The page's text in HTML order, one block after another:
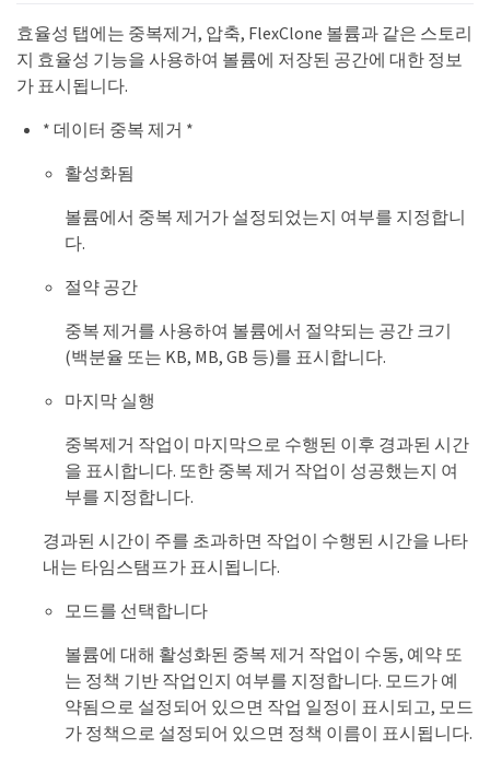
효율성 탭에는 중복제거, 압축, FlexClone 볼륨과 같은 스토리
지 효율성 기능을 사용하여 볼륨에 저장된 공간에 대한 정보
가 표시됩니다.
* 데이터 중복 제거 *
활성화됨
볼륨에서 중복 제거가 설정되었는지 여부를 지정합니
다.
절약 공간
중복 제거를 사용하여 볼륨에서 절약되는 공간 크기
(백분율 또는 KB, MB, GB 등)를 표시합니다.
마지막 실행
중복제거 작업이 마지막으로 수행된 이후 경과된 시간
을 표시합니다. 또한 중복 제거 작업이 성공했는지 여
부를 지정합니다.
경과된 시간이 주를 초과하면 작업이 수행된 시간을 나타
내는 타임스탬프가 표시됩니다.
모드를 선택합니다
볼륨에 대해 활성화된 중복 제거 작업이 수동, 예약 또
는 정책 기반 작업인지 여부를 지정합니다. 모드가 예
약됨으로 설정되어 있으면 작업 일정이 표시되고, 모드
가 정책으로 설정되어 있으면 정책 이름이 표시됩니다.